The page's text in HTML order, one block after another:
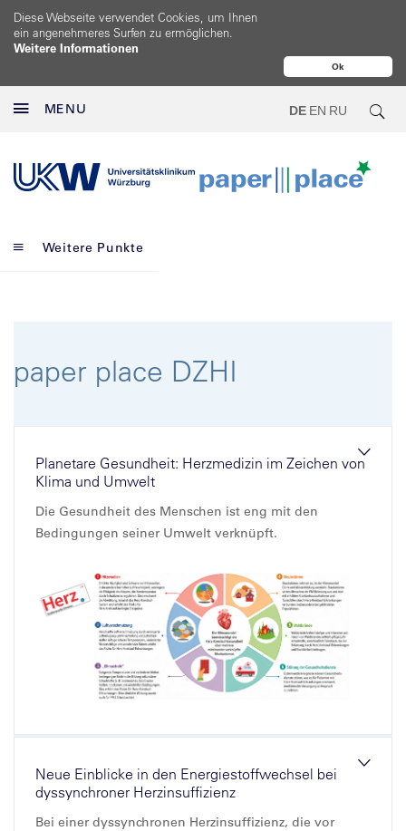
Ok
Diese Webseite verwendet Cookies, um Ihnen
ein angenehmeres Surfen zu ermöglichen.
Weitere Informationen
MENU DE EN RU
Weitere Punkte
paper place DZHI
Planetare Gesundheit: Herzmedizin im Zeichen von
Klima und Umwelt
Die Gesundheit des Menschen ist eng mit den
Bedingungen seiner Umwelt verknüpft.
Neue Einblicke in den Energiestoffwechsel bei
dyssynchroner Herzinsuffizienz
Bei einer dyssynchronen Herzinsuffizienz, die vor